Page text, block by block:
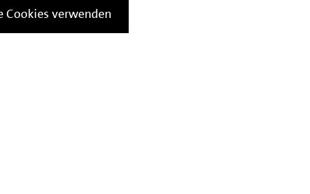
Cookies verwenden